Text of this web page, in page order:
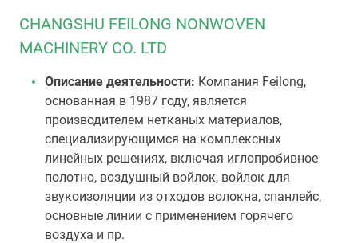
CHANGSHU FEILONG NONWOVEN
MACHINERY CO. LTD
Описание деятельности: Компания Feilong,
основанная в 1987 году, является
производителем нетканых материалов,
специализирующимся на комплексных
линейных решениях, включая иглопробивное
полотно, воздушный войлок, войлок для
звукоизоляции из отходов волокна, спанлейс,
основные линии с применением горячего
воздуха и пр.